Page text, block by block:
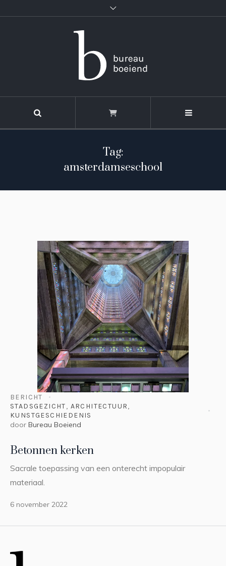
Tag:
amsterdamseschool
BERICHT
STADSGEZICHT, ARCHITECTUUR,
KUNSTGESCHIEDENIS
door Bureau Boeiend
Betonnen kerken
Sacrale toepassing van een onterecht impopulair
materiaal.
6 november 2022